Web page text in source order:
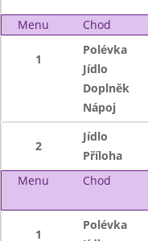
Menu Chod
1
Polévka
Jídlo
Doplněk
Nápoj
2
Jídlo
Příloha
Menu
Chod
1
Polévka